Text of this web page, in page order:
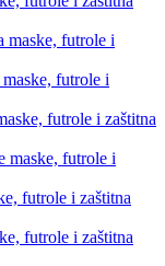
maske, futrole i
maske, futrole i
futrole i zaštitna
maske, futrole i
futrole i zaštitna
futrole i zaštitna